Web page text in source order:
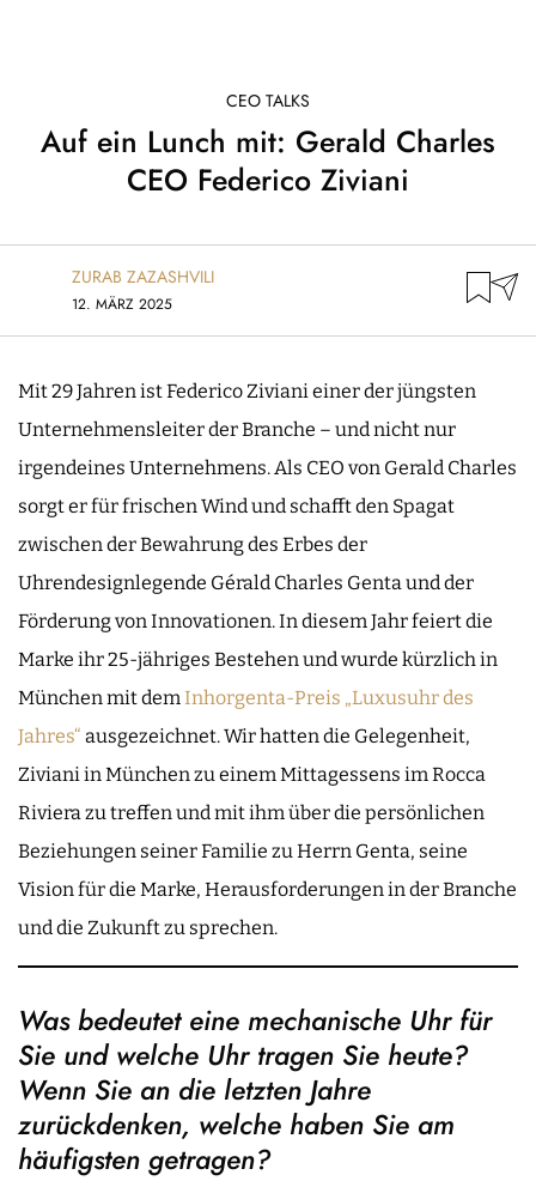
CEO TALKS
Auf ein Lunch mit: Gerald Charles
CEO Federico Ziviani
ZURAB ZAZASHVILI
12. MÄRZ 2025
Mit 29 Jahren ist Federico Ziviani einer der jüngsten
Unternehmensleiter der Branche – und nicht nur
irgendeines Unternehmens. Als CEO von Gerald Charles
sorgt er für frischen Wind und schafft den Spagat
zwischen der Bewahrung des Erbes der
Uhrendesignlegende Gérald Charles Genta und der
Förderung von Innovationen. In diesem Jahr feiert die
Marke ihr 25-jähriges Bestehen und wurde kürzlich in
München mit demInhorgenta-Preis „Luxusuhr des
Jahres“ ausgezeichnet. Wir hatten die Gelegenheit,
Ziviani in München zu einem Mittagessens im Rocca
Riviera zu treffen und mit ihm über die persönlichen
Beziehungen seiner Familie zu Herrn Genta, seine
Vision für die Marke, Herausforderungen in der Branche
und die Zukunft zu sprechen.
Was bedeutet eine mechanische Uhr für
Sie und welche Uhr tragen Sie heute?
Wenn Sie an die letzten Jahre
zurückdenken, welche haben Sie am
häufigsten getragen?